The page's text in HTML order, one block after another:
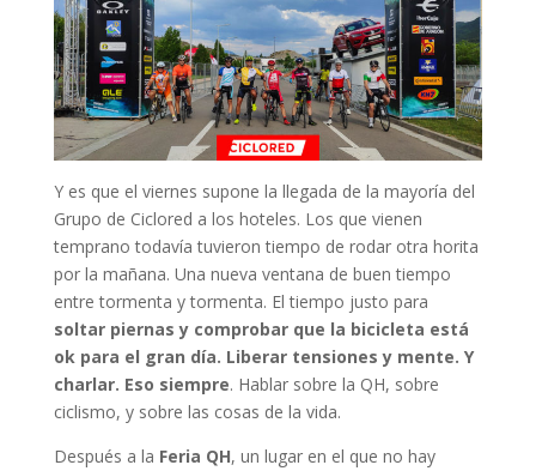
Y es que el viernes supone la llegada de la mayoría del
Grupo de Ciclored a los hoteles. Los que vienen
temprano todavía tuvieron tiempo de rodar otra horita
por la mañana. Una nueva ventana de buen tiempo
entre tormenta y tormenta. El tiempo justo para
soltar piernas y comprobar que la bicicleta está
ok para el gran día. Liberar tensiones y mente. Y
charlar. Eso siempre. Hablar sobre la QH, sobre
ciclismo, y sobre las cosas de la vida.
Después a la Feria QH, un lugar en el que no hay